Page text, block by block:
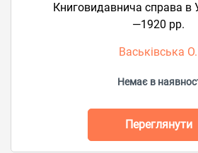
Книговидавнича справа в
—1920 рр.
Васьківська О.
Немає в
Переглянути